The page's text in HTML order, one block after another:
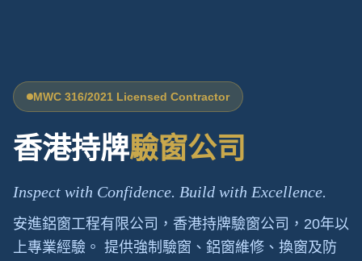
MWC 316/2021 Licensed Contractor
香港持牌驗窗公司
Inspect with Confidence. Build with Excellence.
安進鋁窗工程有限公司，香港持牌驗窗公司，20年以
上專業經驗。 提供強制驗窗、鋁窗維修、換窗及防